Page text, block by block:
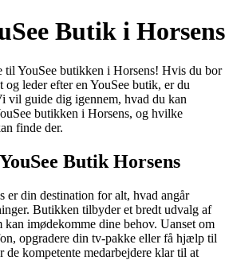
Butik i Horsens
til YouSee butikken i Horsens! Hvis du bor
og leder efter en YouSee butik, er du
vil guide dig igennem, hvad du kan
butikken i Horsens, og hvilke
finde der.
Butik Horsens
er din destination for alt, hvad angår
Butikken tilbyder et bredt udvalg af
kan imødekomme dine behov. Uanset om
opgradere din tv-pakke eller få hjælp til
de kompetente medarbejdere klar til at